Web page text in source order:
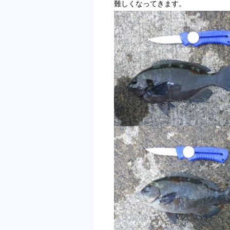
難しくなってきます。